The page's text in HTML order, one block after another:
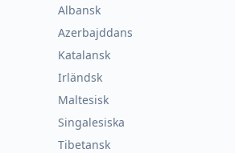
Albansk
Azerbajddans
Katalansk
Irländsk
Maltesisk
Singalesiska
Tibetansk